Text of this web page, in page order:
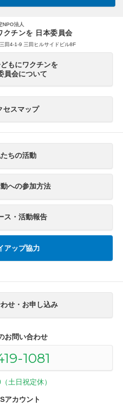
NPO法人
クチンを 日本委員会
4-1-9 三田ヒルサイドビル8F
もにワクチンを
員会について
セスマップ
ちの活動
への参加方法
ス・活動報告
アップ協力
せ・お申し込み
お問い合わせ
1081
土日祝定休）
アカウント